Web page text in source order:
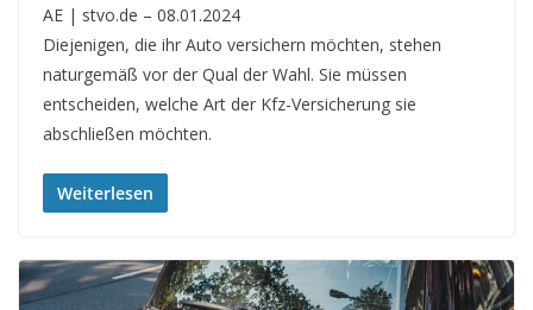
AE | stvo.de – 08.01.2024
Diejenigen, die ihr Auto versichern möchten, stehen
naturgemäß vor der Qual der Wahl. Sie müssen
entscheiden, welche Art der Kfz-Versicherung sie
abschließen möchten.
Weiterlesen